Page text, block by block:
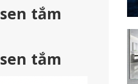
tắm
tắm